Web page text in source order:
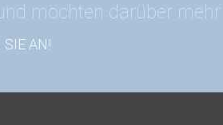
möchten darüber
SIE AN!